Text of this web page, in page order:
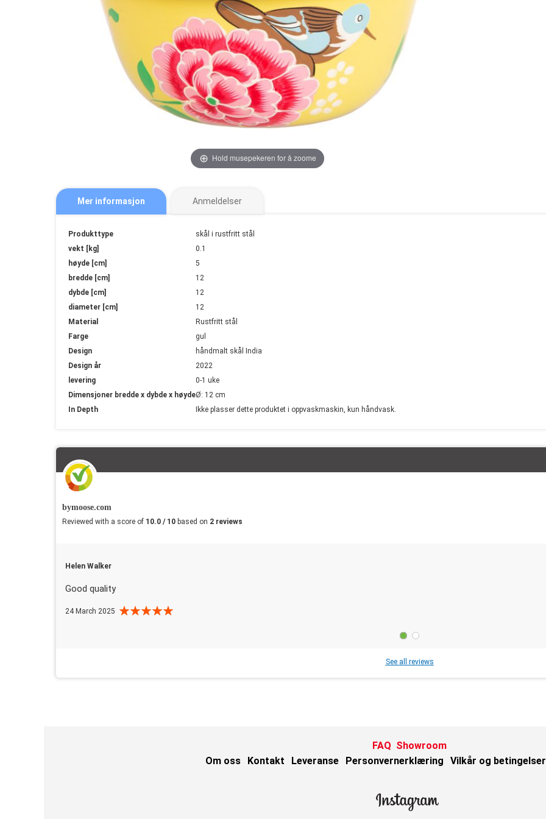
Hold musepekeren for å zoome
Mer informasjon
Mer
informasjon
Produkttype
skål i rustfritt stål
vekt [kg]
0.1
høyde [cm]
5
bredde [cm]
12
dybde [cm]
12
diameter [cm]
12
Material
Rustfritt stål
Farge
gul
Design
håndmalt skål India
Design år
2022
levering
0-1 uke
Dimensjoner bredde x dybde x høydeØ: 12 cm
In Depth
Ikke plasser dette produktet i oppvaskmaskin, kun håndvask.
Anmeldelser
bymoose.com
Reviewed with a score of 10.0 / 10 based on 2 reviews
Helen Walker
Good quality
24 March 2025
See all reviews
FAQ Showroom
Om oss
Kontakt Leveranse Personvernerklæring Vilkår og betingelser